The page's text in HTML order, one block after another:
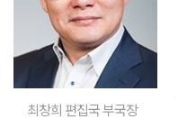
최창희 편집국 부국장